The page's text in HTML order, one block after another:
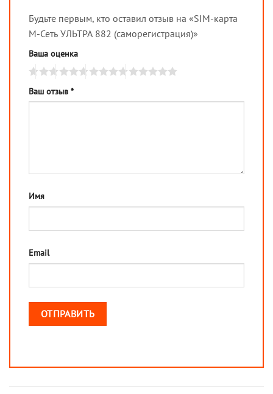
Будьте первым, кто оставил отзыв на «SIM-карта
М-Сеть УЛЬТРА 882 (саморегистрация)»
Ваша оценка
Ваш отзыв *
Имя
Email